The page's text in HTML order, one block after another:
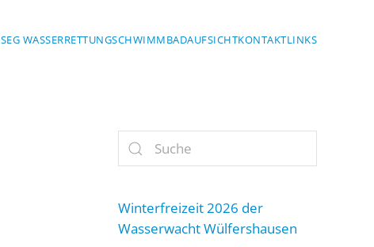
SEG WASSERRETTUNGSCHWIMMBADAUFSICHTKONTAKTLINKS
Winterfreizeit 2026 der
Wasserwacht Wülfershausen